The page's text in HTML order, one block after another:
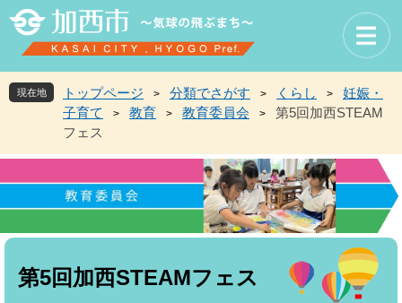
先
頭
。
を
飛
て
現在地 トップページ > 分類でさがす > くらし >
妊娠・
子育て
> 教育 > 教育委員会 >
第5回加西STEAM
フェス
本
第5回加西STEAMフェス